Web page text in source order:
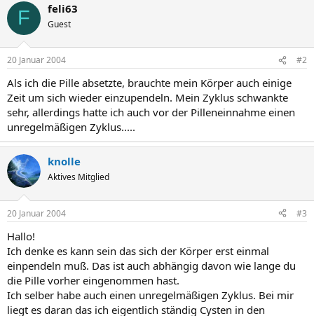
F feli63
Guest
20 Januar 2004 #2
Als ich die Pille absetzte, brauchte mein Körper auch einige
Zeit um sich wieder einzupendeln. Mein Zyklus schwankte
sehr, allerdings hatte ich auch vor der Pilleneinnahme einen
unregelmäßigen Zyklus.....
knolle
Aktives Mitglied
20 Januar 2004 #3
Hallo!
Ich denke es kann sein das sich der Körper erst einmal
einpendeln muß. Das ist auch abhängig davon wie lange du
die Pille vorher eingenommen hast.
Ich selber habe auch einen unregelmäßigen Zyklus. Bei mir
liegt es daran das ich eigentlich ständig Cysten in den